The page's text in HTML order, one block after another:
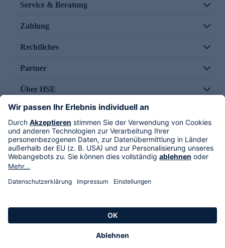
Service & Beratung
Zahlung
Rechtliches
Partner
Über HSE
Im TV
HSE International